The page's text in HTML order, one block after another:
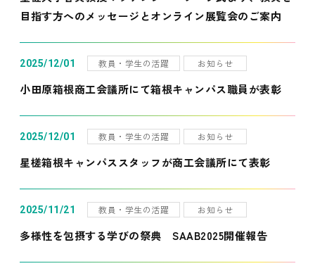
目指す方へのメッセージとオンライン展覧会のご案内
2025/12/01 教員・学生の活躍 お知らせ
小田原箱根商工会議所にて箱根キャンパス職員が表彰
2025/12/01 教員・学生の活躍 お知らせ
星槎箱根キャンパススタッフが商工会議所にて表彰
2025/11/21 教員・学生の活躍 お知らせ
多様性を包摂する学びの祭典 SAAB2025開催報告